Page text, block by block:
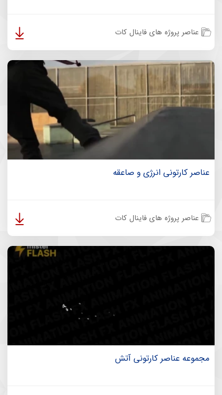
عناصر پروژه های فاینال کات
عناصر کارتونی انرژی و صاعقه
عناصر پروژه های فاینال کات
مجموعه عناصر کارتونی آتش